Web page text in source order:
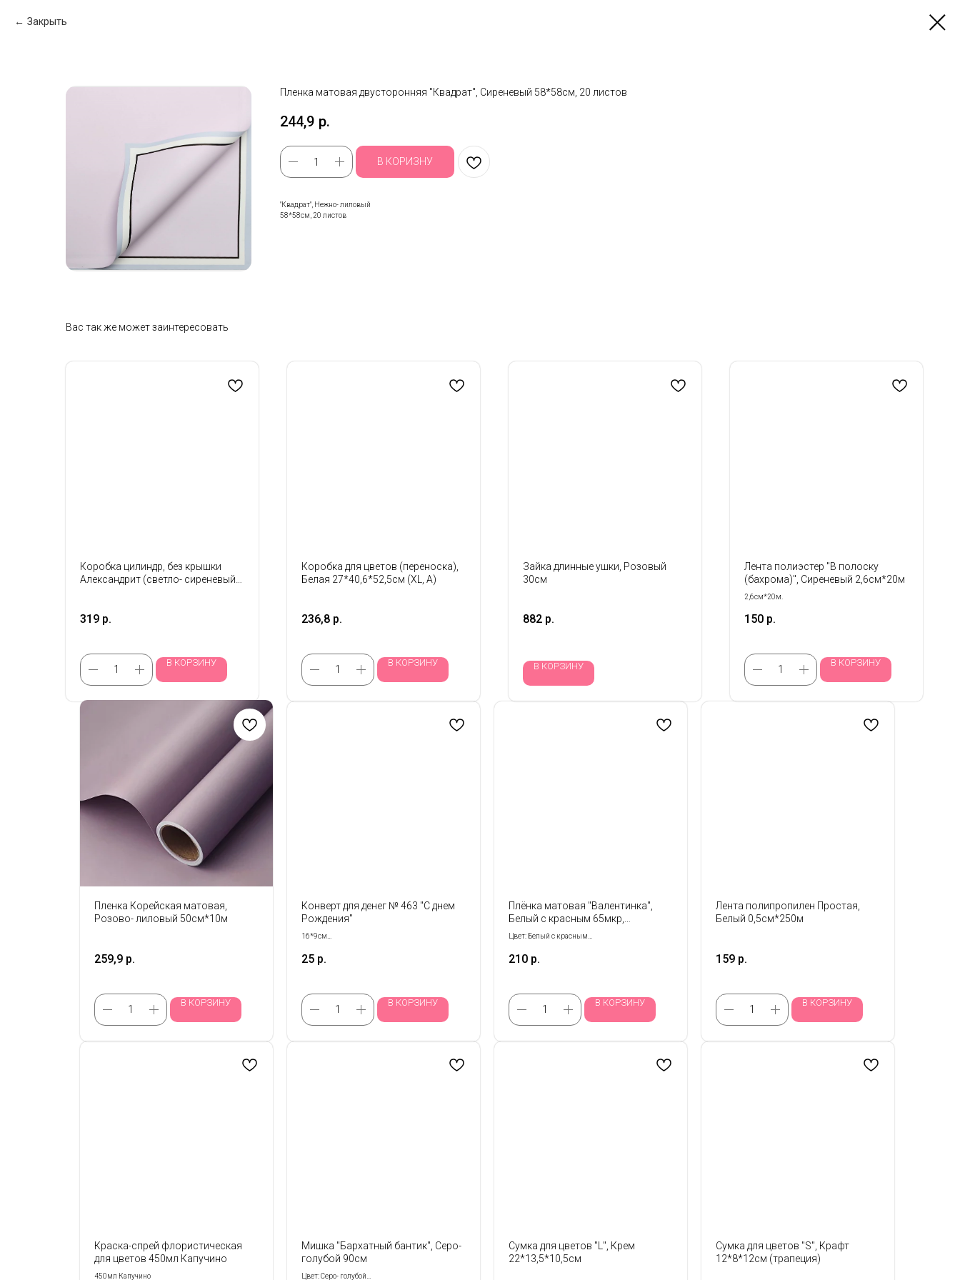
Закрыть
Пленка матовая двусторонняя "Квадрат", Сиреневый 58*58см, 20 листов
244,9 р.
В КОРИЗНУ
"Квадрат", Нежно- лиловый
58*58см, 20 листов
Вас так же может заинтересовать
Коробка цилиндр, без крышки
Александрит (светло- сиреневый)
319 р.
В КОРЗИНУ
Коробка для цветов (переноска),
Белая 27*40,6*52,5см (XL, A)
236,8 р.
В КОРЗИНУ
Зайка длинные ушки, Розовый
30см
882 р.
В КОРЗИНУ
Лента полиэстер "В полоску
(бахрома)", Сиреневый 2,6см*20м
2,6см*20м.
150 р.
В КОРЗИНУ
Пленка Корейская матовая,
Розово- лиловый 50см*10м
259,9 р.
В КОРЗИНУ
Конверт для денег № 463 "С днем
Рождения"
16*9см
25 р.
В КОРЗИНУ
Плёнка матовая "Валентинка",
Белый с красным 65мкр,
58см*10м
Цвет: Белый с красным
Толщина: 65 мкр
210 р.
В КОРЗИНУ
Лента полипропилен Простая,
Белый 0,5см*250м
159 р.
В КОРЗИНУ
Краска-спрей флористическая
для цветов 450мл Капучино
450мл Капучино
Мишка "Бархатный бантик", Серо-
голубой 90см
Цвет: Серо- голубой
Сумка для цветов "L", Крем
22*13,5*10,5см
Сумка для цветов "S", Крафт
12*8*12см (трапеция)